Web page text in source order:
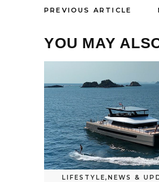
PREVIOUS ARTICLE
YOU MAY
LIFESTYLE,NEWS &